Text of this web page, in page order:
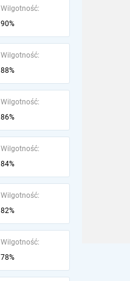
Wilgotność:
90%
Wilgotność:
88%
Wilgotność:
86%
Wilgotność:
84%
Wilgotność:
82%
Wilgotność:
78%